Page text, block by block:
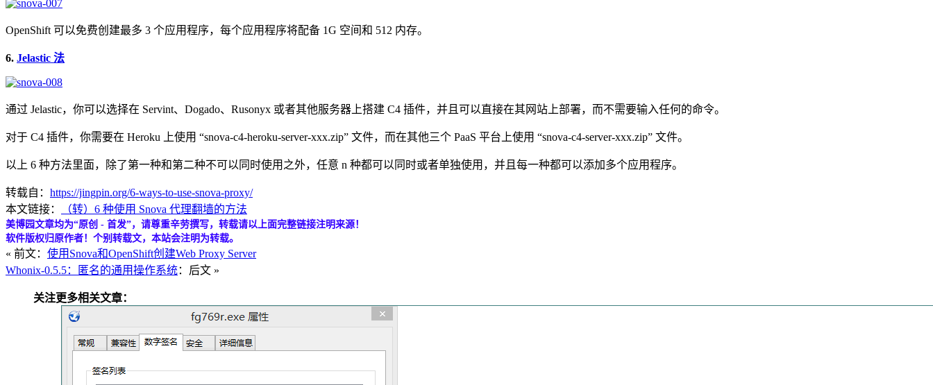
OpenShift 可以免费创建最多 3 个应用程序，每个应用程序将配备 1G 空间和 512 内存。
6. Jelastic 法
通过 Jelastic，你可以选择在 Servint、Dogado、Rusonyx 或者其他服务器上搭建 C4 插件，并且可以直接在其网站上部署，而不需要输入任何的命令。
对于 C4 插件，你需要在 Heroku 上使用 “snova-c4-heroku-server-xxx.zip” 文件，而在其他三个 PaaS 平台上使用 “snova-c4-server-xxx.zip” 文件。
以上 6 种方法里面，除了第一种和第二种不可以同时使用之外，任意 n 种都可以同时或者单独使用，并且每一种都可以添加多个应用程序。
转载自： https://jingpin.org/6-ways-to-use-snova-proxy/
本文链接：
（转）6 种使用 Snova 代理翻墙的方法
美博园文章均为“原创 - 首发”，请尊重辛劳撰写，转载请以上面完整链接注明来源！
软件版权归原作者！个别转载文，本站会注明为转载。
« 前文： 使用Snova和OpenShift创建Web Proxy Server
Whonix-0.5.5：匿名的通用操作系统：后文 »
关注更多相关文章：